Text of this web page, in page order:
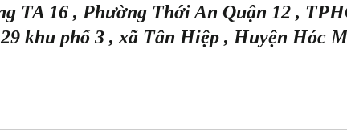
TA 16 , Phường Thới An Quận 12 ,
khu phố 3 , xã Tân Hiệp , Huyện Hóc